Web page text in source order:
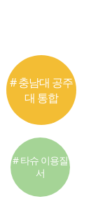
# 충남대 공주
대 통합
# 타슈 이용질
서